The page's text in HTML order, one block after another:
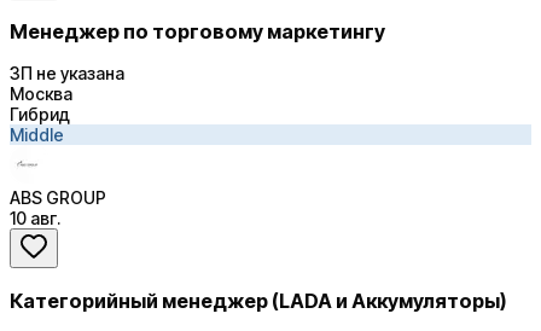
Менеджер по торговому маркетингу
ЗП не указана
Москва
Гибрид
Middle
ABS GROUP
10 авг.
Категорийный менеджер (LADA и Аккумуляторы)